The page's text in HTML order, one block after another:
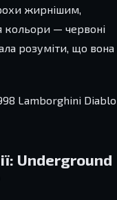
жирнішим,
кольори — червоні
розуміти, що вона
Lamborghini Diablo
Underground